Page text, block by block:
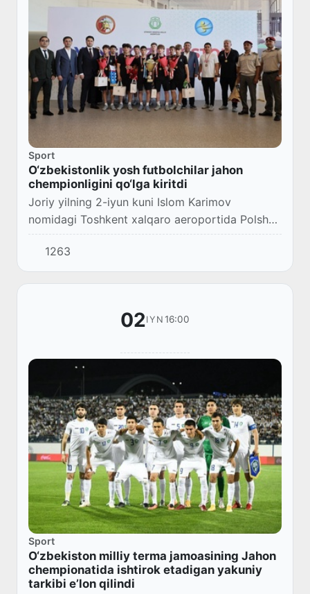
Sport
O‘zbekistonlik yosh futbolchilar jahon
chempionligini qo‘lga kiritdi
Joriy yilning 2-iyun kuni Islom Karimov
nomidagi Toshkent xalqaro aeroportida Polsha
Respublikasining Varshava shahrida o‘tkazilgan
mehribonlik uylari tarbiyalanuvchilari o‘rtasida...
1263
02IYN 16:00
Sport
O‘zbekiston milliy terma jamoasining Jahon
chempionatida ishtirok etadigan yakuniy
tarkibi e’lon qilindi